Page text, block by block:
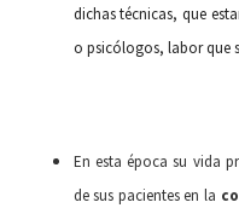
dichas técnicas, que
o psicólogos, labor que
En esta época su vida
de sus pacientes en la